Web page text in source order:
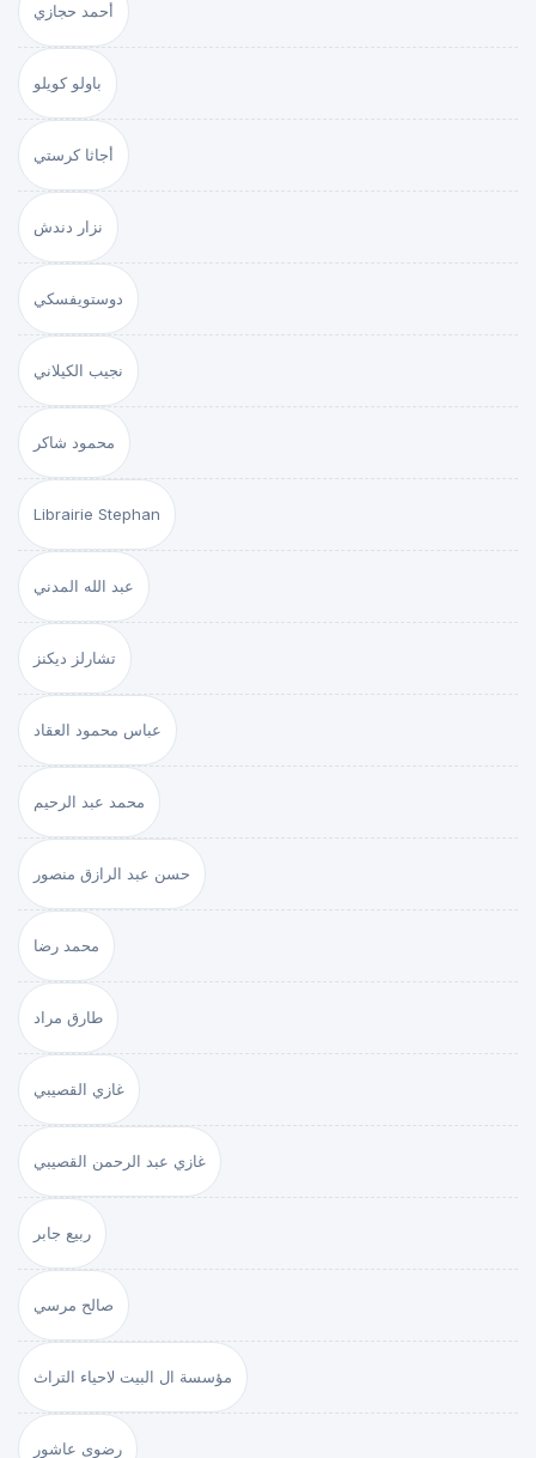
أحمد حجازي
باولو كويلو
أجاثا كرستي
نزار دندش
دوستويفسكي
نجيب الكيلاني
محمود شاكر
Librairie Stephan
عبد الله المدني
تشارلز ديكنز
عباس محمود العقاد
محمد عبد الرحيم
حسن عبد الرازق منصور
محمد رضا
طارق مراد
غازي القصيبي
غازي عبد الرحمن القصيبي
ربيع جابر
صالح مرسي
مؤسسة ال البيت لاحياء التراث
رضوى عاشور